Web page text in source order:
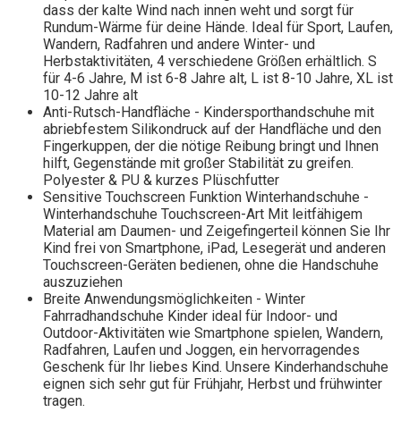
dass der kalte Wind nach innen weht und sorgt für
Rundum-Wärme für deine Hände. Ideal für Sport, Laufen,
Wandern, Radfahren und andere Winter- und
Herbstaktivitäten, 4 verschiedene Größen erhältlich. S
für 4-6 Jahre, M ist 6-8 Jahre alt, L ist 8-10 Jahre, XL ist
10-12 Jahre alt
Anti-Rutsch-Handfläche - Kindersporthandschuhe mit
abriebfestem Silikondruck auf der Handfläche und den
Fingerkuppen, der die nötige Reibung bringt und Ihnen
hilft, Gegenstände mit großer Stabilität zu greifen.
Polyester & PU & kurzes Plüschfutter
Sensitive Touchscreen Funktion Winterhandschuhe -
Winterhandschuhe Touchscreen-Art Mit leitfähigem
Material am Daumen- und Zeigefingerteil können Sie Ihr
Kind frei von Smartphone, iPad, Lesegerät und anderen
Touchscreen-Geräten bedienen, ohne die Handschuhe
auszuziehen
Breite Anwendungsmöglichkeiten - Winter
Fahrradhandschuhe Kinder ideal für Indoor- und
Outdoor-Aktivitäten wie Smartphone spielen, Wandern,
Radfahren, Laufen und Joggen, ein hervorragendes
Geschenk für Ihr liebes Kind. Unsere Kinderhandschuhe
eignen sich sehr gut für Frühjahr, Herbst und frühwinter
tragen.